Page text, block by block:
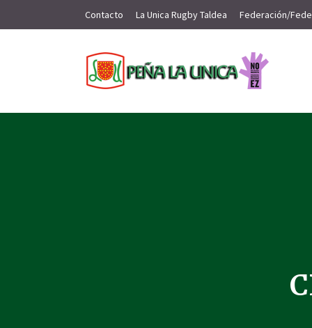
Contacto La Unica Rugby Taldea Federación/